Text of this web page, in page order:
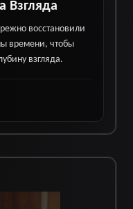
Взгляда
восстановили
времени, чтобы
взгляда.